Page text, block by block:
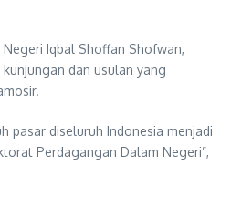
Iqbal Shoffan Shofwan,
kunjungan dan usulan yang
pasar diseluruh Indonesia menjadi
Perdagangan Dalam Negeri”,